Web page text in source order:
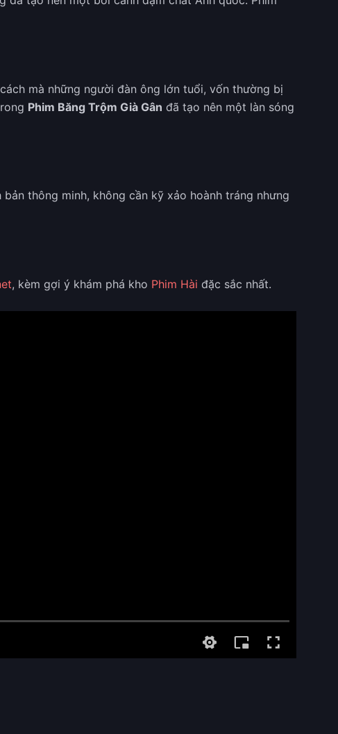
mà những người đàn ông lớn tuổi, vốn thường bị
Phim Băng Trộm Già Gân đã tạo nên một làn sóng
thông minh, không cần kỹ xảo hoành tráng nhưng
, kèm gợi ý khám phá kho Phim Hài đặc sắc nhất.